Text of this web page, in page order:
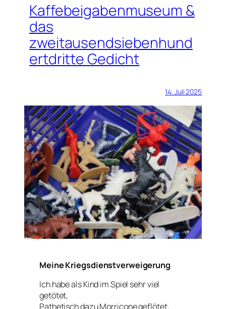
Kaffebeigabenmuseum &
das
zweitausendsiebenhund
ertdritte Gedicht
14. Juli 2025
Meine Kriegsdienstverweigerung
Ich habe als Kind im Spiel sehr viel
getötet,
Pathetisch dazu Morricone geflötet,